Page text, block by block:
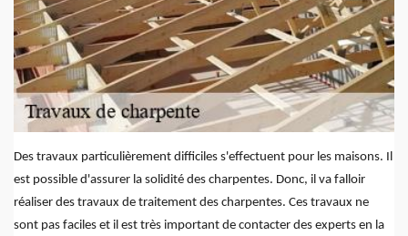
Des travaux particulièrement difficiles s'effectuent pour les maisons. Il
est possible d'assurer la solidité des charpentes. Donc, il va falloir
réaliser des travaux de traitement des charpentes. Ces travaux ne
sont pas faciles et il est très important de contacter des experts en la